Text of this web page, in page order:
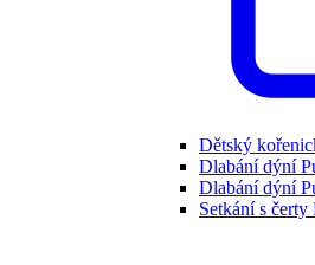
Dětský
Dlabání dýní
Dlabání dýní
Setkání s čerty